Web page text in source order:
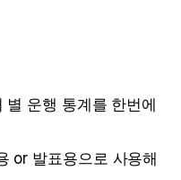
별 운행 통계를 한번에
or 발표용으로 사용해